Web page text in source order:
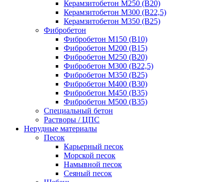
Керамзитобетон М250 (В20)
Керамзитобетон М300 (В22,5)
Керамзитобетон М350 (В25)
Фибробетон
Фибробетон М150 (B10)
Фибробетон М200 (B15)
Фибробетон М250 (B20)
Фибробетон М300 (В22,5)
Фибробетон М350 (В25)
Фибробетон М400 (В30)
Фибробетон М450 (В35)
Фибробетон М500 (В35)
Специальный бетон
Растворы / ЦПС
Нерудные материалы
Песок
Карьерный песок
Морской песок
Намывной песок
Сеяный песок